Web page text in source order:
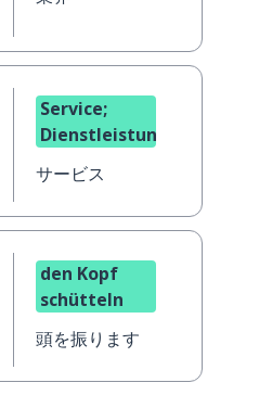
Service;
Dienstleistung
サービス
den Kopf
schütteln
頭を振ります